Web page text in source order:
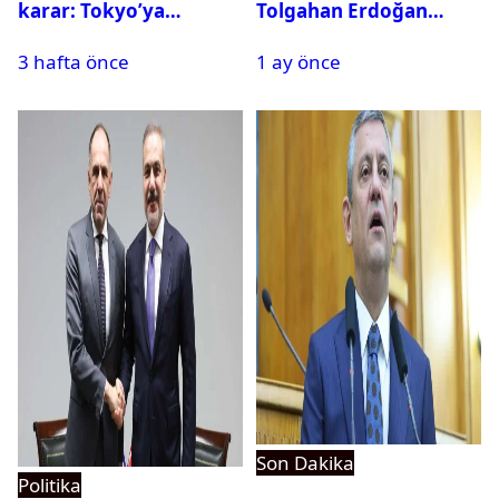
karar: Tokyo’ya
geliyor
3 hafta önce
Tolgahan Erdoğan
bilgisini sızdırıp para
1 ay önce
Politika
Son Dakika